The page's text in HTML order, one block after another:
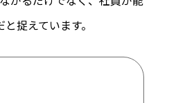
捉えています。